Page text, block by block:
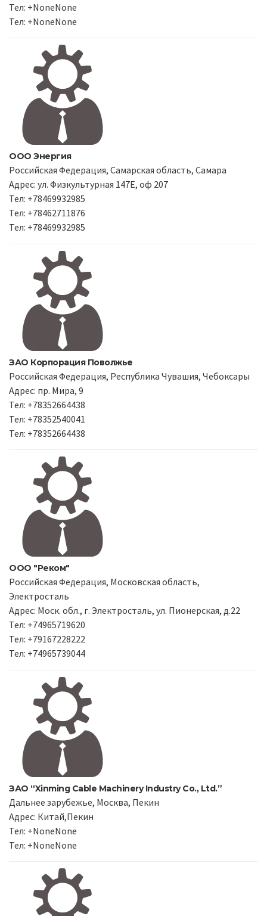
Тел: +NoneNone
Тел: +NoneNone
ООО Энергия
Российская Федерация, Самарская область, Самара
Адрес: ул. Физкультурная 147Е, оф 207
Тел: +78469932985
Тел: +78462711876
Тел: +78469932985
ЗАО Корпорация Поволжье
Российская Федерация, Республика Чувашия, Чебоксары
Адрес: пр. Мира, 9
Тел: +78352664438
Тел: +78352540041
Тел: +78352664438
ООО "Реком"
Российская Федерация, Московская область,
Электросталь
Адрес: Моск. обл., г. Электросталь, ул. Пионерская, д.22
Тел: +74965719620
Тел: +79167228222
Тел: +74965739044
ЗАО “Xinming Cable Machinery Industry Co., Ltd.”
Дальнее зарубежье, Москва, Пекин
Адрес: Китай,Пекин
Тел: +NoneNone
Тел: +NoneNone